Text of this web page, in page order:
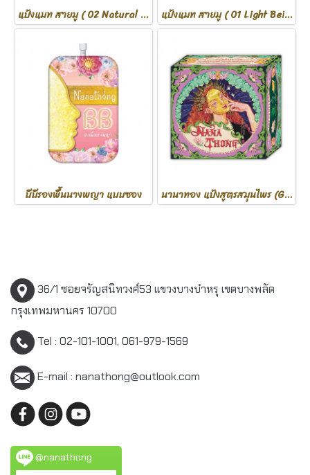
แป้งแมท สายมู ( 02 Natural Beige ) แป้งแมท สายมู ( 01 Light Beige )
บีบีรองพื้นนางพญา แบบซอง นานาทอง แป้งสูตรสมุนไพร (Gentle Soft)
36/1 ซอยจรัญสนิทวงศ์53 แขวงบางบำหรุ เขตบางพลัด
กรุงเทพมหานคร 10700
Tel : 02-101-1001, 061-979-1569
E-mail : nanathong@outlook.com
@nanathong